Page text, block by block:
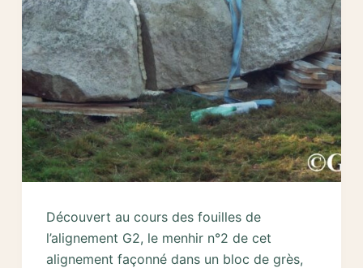
Découvert au cours des fouilles de
l’alignement G2, le menhir n°2 de cet
alignement façonné dans un bloc de grès,